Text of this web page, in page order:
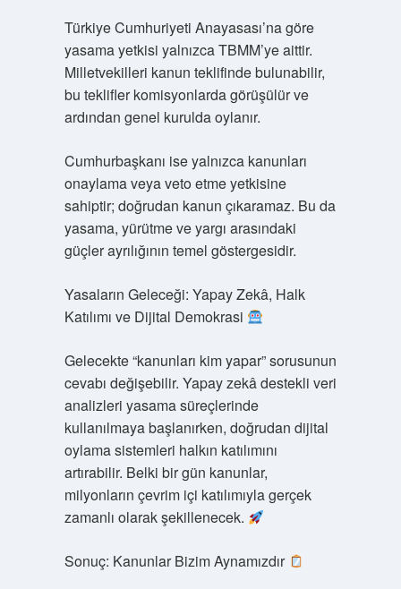
Türkiye Cumhuriyeti Anayasası’na göre
yasama yetkisi yalnızca TBMM’ye aittir.
Milletvekilleri kanun teklifinde bulunabilir,
bu teklifler komisyonlarda görüşülür ve
ardından genel kurulda oylanır.
Cumhurbaşkanı ise yalnızca kanunları
onaylama veya veto etme yetkisine
sahiptir; doğrudan kanun çıkaramaz. Bu da
yasama, yürütme ve yargı arasındaki
güçler ayrılığının temel göstergesidir.
Yasaların Geleceği: Yapay Zekâ, Halk
Katılımı ve Dijital Demokrasi
Gelecekte “kanunları kim yapar” sorusunun
cevabı değişebilir. Yapay zekâ destekli veri
analizleri yasama süreçlerinde
kullanılmaya başlanırken, doğrudan dijital
oylama sistemleri halkın katılımını
artırabilir. Belki bir gün kanunlar,
milyonların çevrim içi katılımıyla gerçek
zamanlı olarak şekillenecek.
Sonuç: Kanunlar Bizim Aynamızdır